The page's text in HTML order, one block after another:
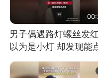
男子偶遇路灯螺丝发红
以为是小灯 却发现能
燃香烟 当事人：已报
处理